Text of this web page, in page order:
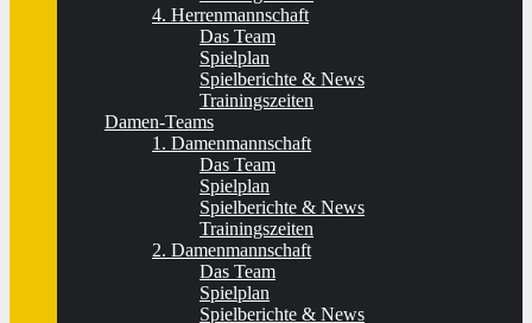
4. Herrenmannschaft
Das Team
Spielplan
Spielberichte & News
Trainingszeiten
Damen-Teams
1. Damenmannschaft
Das Team
Spielplan
Spielberichte & News
Trainingszeiten
2. Damenmannschaft
Das Team
Spielplan
Spielberichte & News